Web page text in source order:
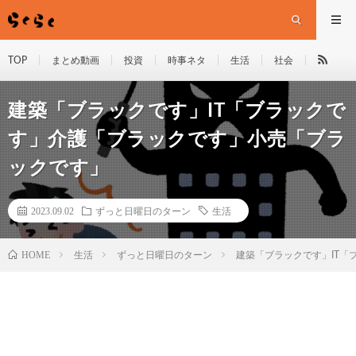
TOP まとめ動画 投資 時事ネタ 生活 社会
建築「ブラックです」IT「ブラックで
す」介護「ブラックです」小売「ブラ
ックです」
2023.09.02 ずっと日曜日のターン 生活
HOME 生活 ずっと日曜日のターン 建築「ブラックです」IT「